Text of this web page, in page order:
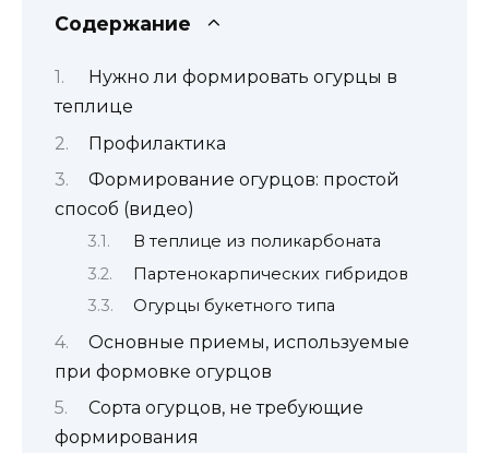
Содержание
Нужно ли формировать огурцы в
теплице
Профилактика
Формирование огурцов: простой
способ (видео)
В теплице из поликарбоната
Партенокарпических гибридов
Огурцы букетного типа
Основные приемы, используемые
при формовке огурцов
Сорта огурцов, не требующие
формирования